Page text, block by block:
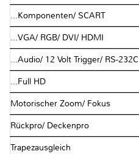
...Komponenten/ SCART
...VGA/ RGB/ DVI/ HDMI
...Audio/ 12 Volt Trigger/ RS-232C
...Full HD
Motorischer Zoom/ Fokus
Rückpro/ Deckenpro
Trapezausgleich